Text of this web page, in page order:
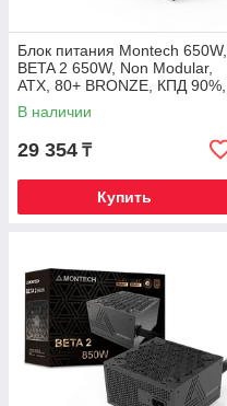
Блок питания Montech 650W,
BETA 2 650W, Non Modular,
ATX, 80+ BRONZE, КПД 90%,
Fan 120mm, Черный
В наличии
29 354 ₸
Купить